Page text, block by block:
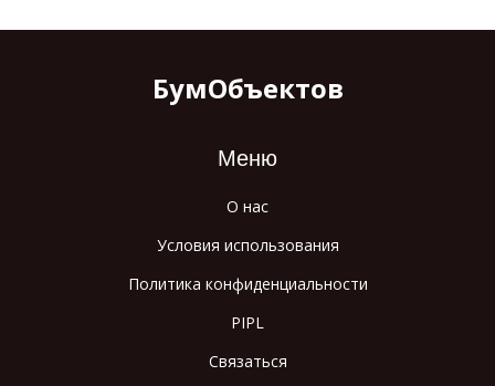
БумОбъектов
Меню
О нас
Условия использования
Политика конфиденциальности
PIPL
Связаться